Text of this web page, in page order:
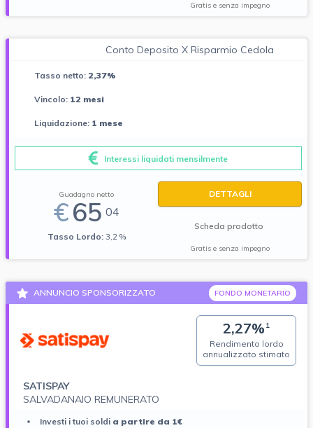
Gratis e senza impegno
Conto Deposito X Risparmio Cedola
Tasso netto: 2,37%
Vincolo: 12 mesi
Liquidazione: 1 mese
Interessi liquidati mensilmente
Guadagno netto
€65 04
Tasso Lordo: 3,2 %
DETTAGLI
Scheda prodotto
Gratis e senza impegno
ANNUNCIO SPONSORIZZATO FONDO MONETARIO
2,27%1
Rendimento lordo
annualizzato stimato
SATISPAY
SALVADANAIO REMUNERATO
Investi i tuoi soldi a partire da 1€